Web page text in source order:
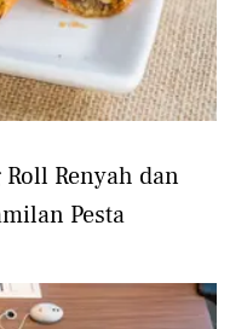
Renyah dan
Pesta